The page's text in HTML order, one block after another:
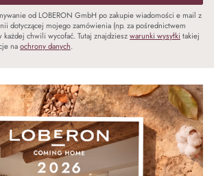
od LOBERON GmbH po zakupie wiadomości e mail z
dotyczącej mojego zamówienia (np. za pośrednictwem
chwili wycofać. Tutaj znajdzieszwarunki wysyłki takiej
naochrony danych.